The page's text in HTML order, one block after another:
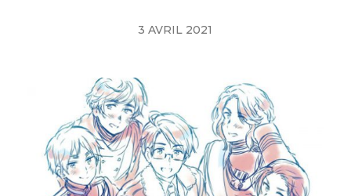
3 AVRIL 2021